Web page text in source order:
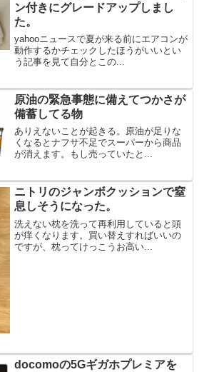
ン付きにグレードアップしまし
た。
yahooニュースで夏が来る前にエアコンが
動作するかチェックしたほうがいいとい
う記事を見て自分とこの...
原油の緊急事態に備えてつかさが
備蓄してる物
ありえないことが起きる。原油が足りな
くなるとナフサ不足でスーパーから商品
が消えます。もし売っていたと...
ニトリのジャンボクッションで窒
息しそうになった。
洗えない枕を洗って再利用していると頭
が痒くなります。買い替えすればいいの
ですが、枕ってけっこうお高い...
docomoの5Gギガホプレミアを